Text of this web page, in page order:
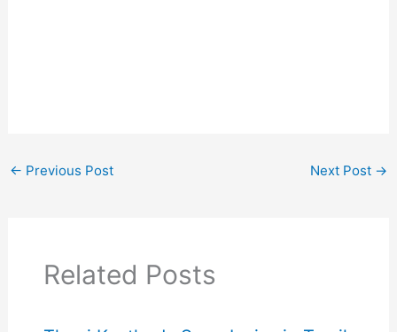
← Previous Post Next Post →
Related Posts